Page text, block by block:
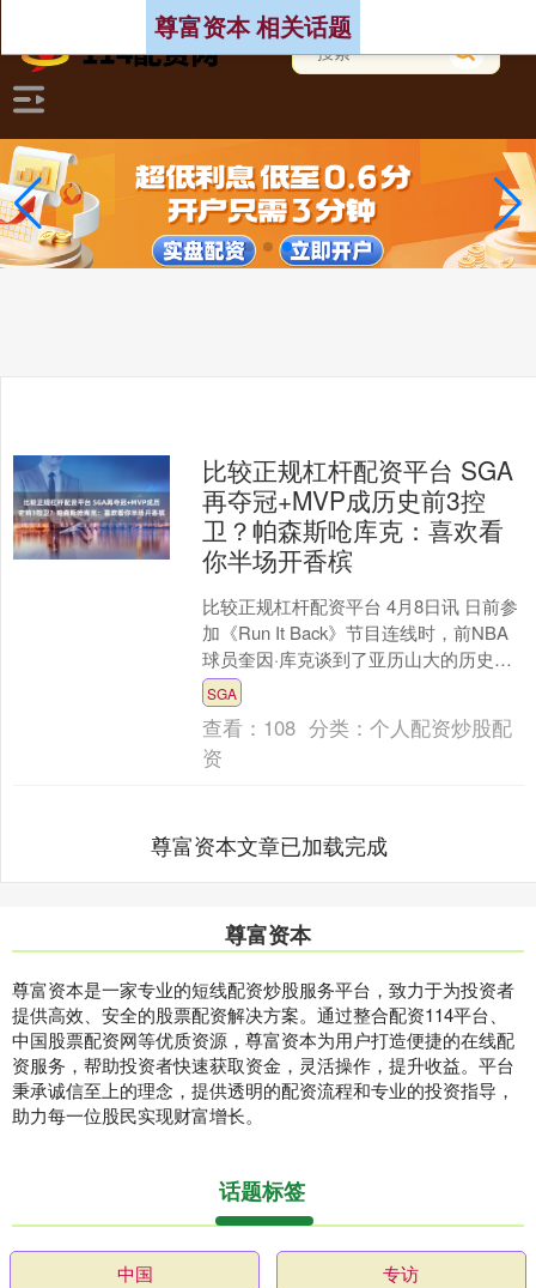
尊富资本 相关话题
比较正规杠杆配资平台 SGA
再夺冠+MVP成历史前3控
卫？帕森斯呛库克：喜欢看
你半场开香槟
比较正规杠杆配资平台 4月8日讯 日前参
加《Run It Back》节目连线时，前NBA
球员奎因·库克谈到了亚历山大的历史地
位。 奎因·库克：如果亚历山大今年再....
SGA
查看： 108 分类：个人配资炒股配
资
尊富资本文章已加载完成
尊富资本
尊富资本是一家专业的短线配资炒股服务平台，致力于为投资者
提供高效、安全的股票配资解决方案。通过整合配资114平台、
中国股票配资网等优质资源，尊富资本为用户打造便捷的在线配
资服务，帮助投资者快速获取资金，灵活操作，提升收益。平台
秉承诚信至上的理念，提供透明的配资流程和专业的投资指导，
助力每一位股民实现财富增长。
话题标签
中国 专访